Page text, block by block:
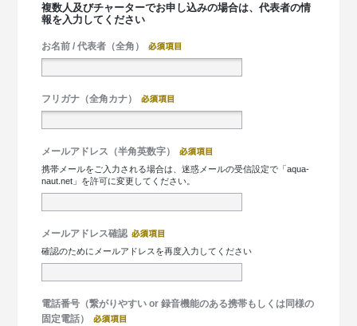
複数人及びチャーターでお申し込みの場合は、代表者の情
報を入力してください
お名前 / 代表者（全角）
フリガナ（全角カナ）
メールアドレス（半角英数字）
携帯メールをご入力される場合は、迷惑メールの受信設定で「aqua-
naut.net」を許可に変更してください。
メールアドレス確認
確認のためにメールアドレスを再度入力してください
電話番号（繋がりやすい or 録音機能のある携帯もしくは同様の
固定電話）